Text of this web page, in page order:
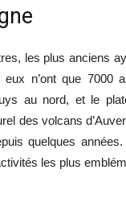
les plus anciens
n’ont que 7000
au nord, et le
des volcans
quelques
les plus